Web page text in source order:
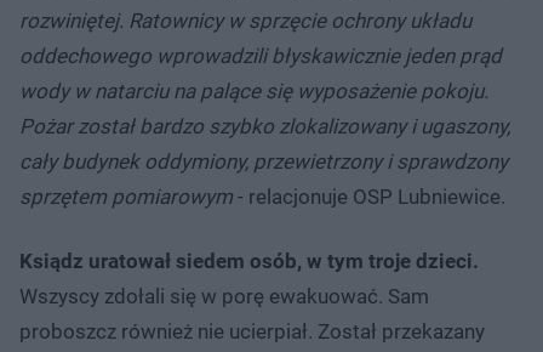
rozwiniętej. Ratownicy w sprzęcie ochrony układu
oddechowego wprowadzili błyskawicznie jeden prąd
wody w natarciu na palące się wyposażenie pokoju.
Pożar został bardzo szybko zlokalizowany i ugaszony,
cały budynek oddymiony, przewietrzony i sprawdzony
sprzętem pomiarowym - relacjonuje OSP Lubniewice.
Ksiądz uratował siedem osób, w tym troje dzieci.
Wszyscy zdołali się w porę ewakuować. Sam
proboszcz również nie ucierpiał. Został przekazany